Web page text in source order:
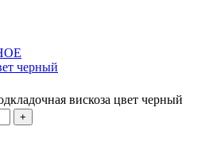
черный
вискоза цвет черный